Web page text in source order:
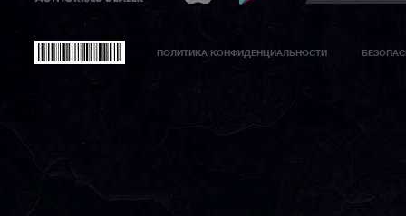
ПОЛИТИКА КОНФИДЕНЦИАЛЬНОСТИ